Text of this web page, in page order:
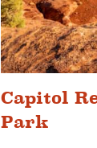
Capitol
Park